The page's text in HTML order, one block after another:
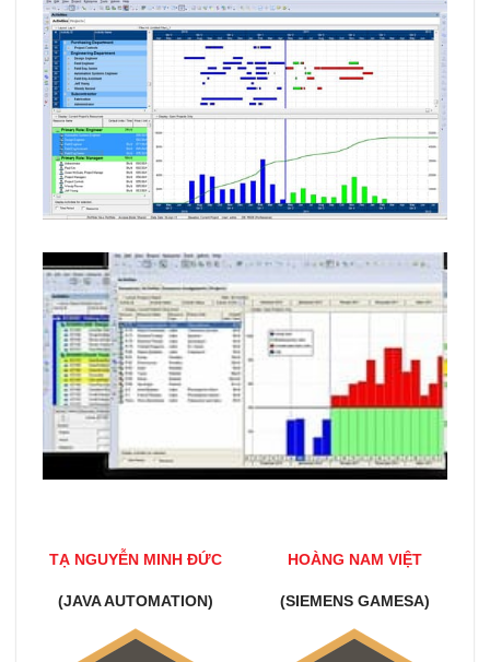
TẠ NGUYỄN MINH ĐỨC
(JAVA AUTOMATION)
HOÀNG NAM VIỆT
(SIEMENS GAMESA)